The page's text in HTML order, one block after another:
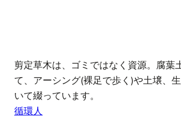
剪定草木は、ゴミではなく資源。腐葉
て、アーシング(裸足で歩く)や土壌、
いて綴っています。
循環人